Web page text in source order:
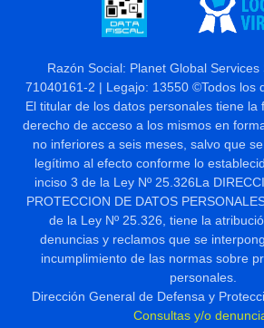
Razón Social: Planet Global Services
71040161-2 | Legajo: 13550 ©Todos los
El titular de los datos personales tiene la
derecho de acceso a los mismos en
no inferiores a seis meses, salvo que
legítimo al efecto conforme lo
inciso 3 de la Ley Nº 25.326La
PROTECCION DE DATOS
de la Ley Nº 25.326, tiene la
denuncias y reclamos que se
incumplimiento de las normas sobre
personales.
Dirección General de Defensa y
Consultas y/o